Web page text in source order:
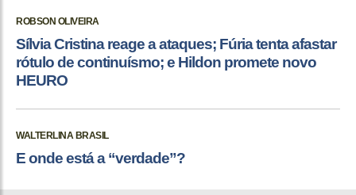
ROBSON OLIVEIRA
Sílvia Cristina reage a ataques; Fúria tenta afastar
rótulo de continuísmo; e Hildon promete novo
HEURO
WALTERLINA BRASIL
E onde está a “verdade”?